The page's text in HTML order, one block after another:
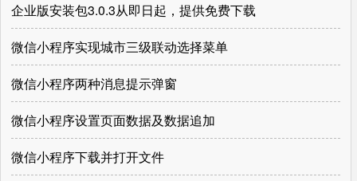
企业版安装包3.0.3从即日起，提供免费下载
微信小程序实现城市三级联动选择菜单
微信小程序两种消息提示弹窗
微信小程序设置页面数据及数据追加
微信小程序下载并打开文件